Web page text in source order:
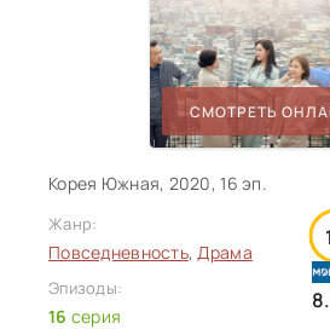
СМОТРЕТЬ
Корея Южная, 2020, 16 эп.
Жанр:
Повседневность,Драма
Эпизоды:
16 серия